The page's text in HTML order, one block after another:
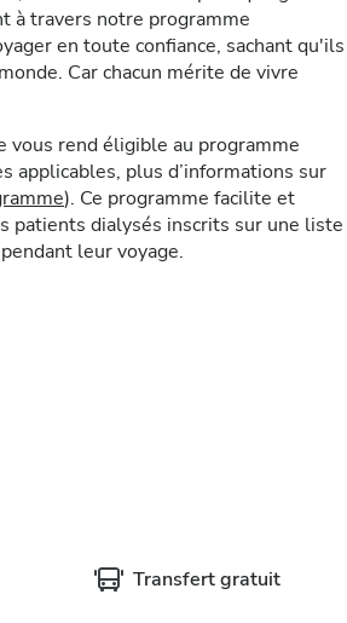
à travers notre programme
en toute confiance, sachant qu'ils
Car chacun mérite de vivre
vous rend éligible au programme
applicables, plus d’informations sur
). Ce programme facilite et
patients dialysés inscrits sur une liste
leur voyage.
Transfert gratuit